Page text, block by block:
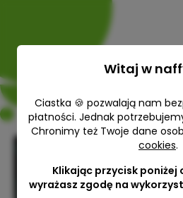
Jak ugryźć
sztuce
Sylwia Benedyk
Witaj w
Ciastka 🍪 pozwalają nam
płatności. Jednak
Chronimy też Twoje dane
cookies.
Klikając przycisk poniżej
wyrażasz zgodę na